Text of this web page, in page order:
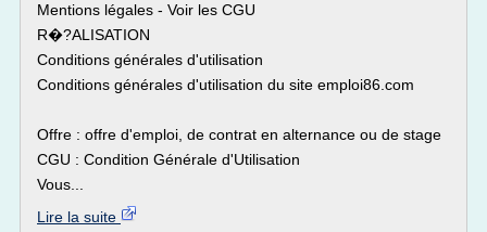
Mentions légales - Voir les CGU
R�?ALISATION
Conditions générales d'utilisation
Conditions générales d'utilisation du site emploi86.com
Offre : offre d'emploi, de contrat en alternance ou de stage
CGU : Condition Générale d'Utilisation
Vous...
Lire la suite